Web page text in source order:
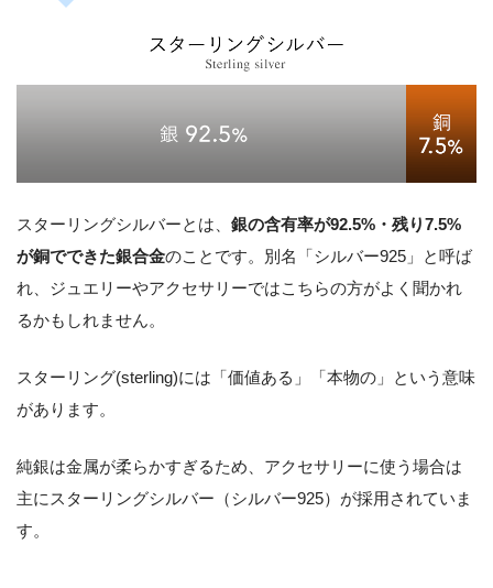
スターリングシルバーとは、 銀の含有率が92.5%・残り7.5%
が銅でできた銀合金のことです。別名「シルバー925」と呼ば
れ、ジュエリーやアクセサリーではこちらの方がよく聞かれ
るかもしれません。
スターリング(sterling)には「価値ある」「本物の」という意味
があります。
純銀は金属が柔らかすぎるため、アクセサリーに使う場合は
主にスターリングシルバー（シルバー925）が採用されていま
す。